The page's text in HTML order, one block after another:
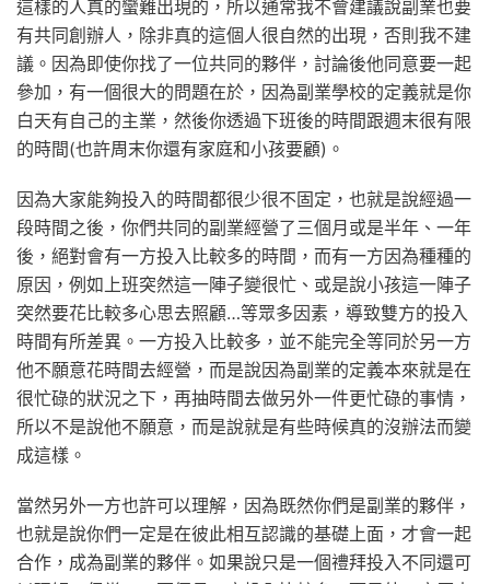
這樣的人真的蠻難出現的，所以通常我不會建議說副業也要
有共同創辦人，除非真的這個人很自然的出現，否則我不建
議。因為即使你找了一位共同的夥伴，討論後他同意要一起
參加，有一個很大的問題在於，因為副業學校的定義就是你
白天有自己的主業，然後你透過下班後的時間跟週末很有限
的時間(也許周末你還有家庭和小孩要顧)。
因為大家能夠投入的時間都很少很不固定，也就是說經過一
段時間之後，你們共同的副業經營了三個月或是半年、一年
後，絕對會有一方投入比較多的時間，而有一方因為種種的
原因，例如上班突然這一陣子變很忙、或是說小孩這一陣子
突然要花比較多心思去照顧…等眾多因素，導致雙方的投入
時間有所差異。一方投入比較多，並不能完全等同於另一方
他不願意花時間去經營，而是說因為副業的定義本來就是在
很忙碌的狀況之下，再抽時間去做另外一件更忙碌的事情，
所以不是說他不願意，而是說就是有些時候真的沒辦法而變
成這樣。
當然另外一方也許可以理解，因為既然你們是副業的夥伴，
也就是說你們一定是在彼此相互認識的基礎上面，才會一起
合作，成為副業的夥伴。如果說只是一個禮拜投入不同還可